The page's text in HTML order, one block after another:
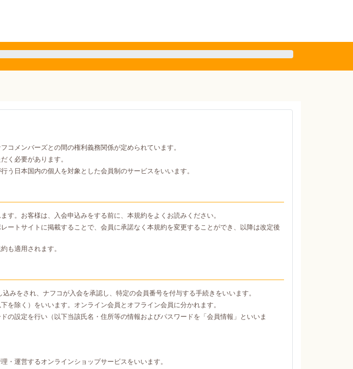
コメンバーズとの間の権利義務関係が定められています。
く必要があります。
う日本国内の個人を対象とした会員制のサービスをいいます。
。お客様は、入会申込みをする前に、本規約をよくお読みください。
トサイトに掲載することで、会員に承諾なく本規約を変更することができ、以降は改定後
も適用されます。
みをされ、ナフコが入会を承認し、特定の会員番号を付与する手続きをいいます。
を除く）をいいます。オンライン会員とオフライン会員に分かれます。
の設定を行い（以下当該氏名・住所等の情報およびパスワードを「会員情報」といいま
・運営するオンラインショップサービスをいいます。